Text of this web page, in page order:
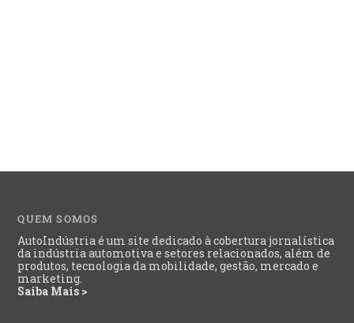
QUEM SOMOS
AutoIndústria é um site dedicado à cobertura jornalística
da indústria automotiva e setores relacionados, além de
produtos, tecnologia da mobilidade, gestão, mercado e
marketing.
Saiba Mais >